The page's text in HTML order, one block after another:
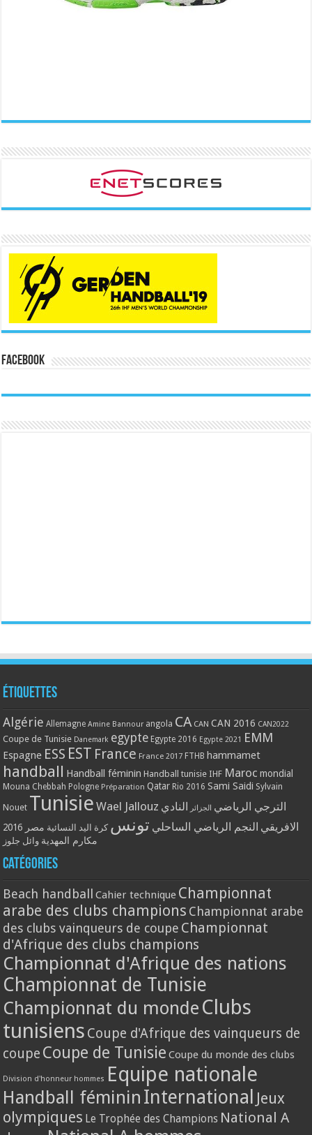
Facebook
Étiquettes
Algérie Allemagne Amine Bannour angola CA CAN CAN 2016 CAN2022
Coupe de Tunisie Danemark egypte Egypte 2016 Egypte 2021 EMM
Espagne ESS EST France France 2017 FTHB hammamet
handball Handball féminin Handball tunisie IHF Maroc mondial
Mouna Chebbah Pologne Préparation Qatar Rio 2016 Sami Saidi Sylvain
Nouet Tunisie Wael Jallouz الترجي الرياضي الجزائر النادي
الافريقي النجم الرياضي الساحلي تونس كرة اليد النسائية مصر 2016
مكارم المهدية وائل جلوز
Catégories
Beach handball Cahier technique Championnat
arabe des clubs champions Championnat arabe
des clubs vainqueurs de coupe Championnat
d'Afrique des clubs champions
Championnat d'Afrique des nations
Championnat de Tunisie
Championnat du monde Clubs
tunisiens Coupe d'Afrique des vainqueurs de
coupe Coupe de Tunisie Coupe du monde des clubs
Division d'honneur hommes Equipe nationale
Handball féminin International Jeux
olympiques Le Trophée des Champions National A